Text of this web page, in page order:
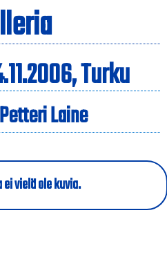
Turku
Laine
ei vielä ole kuvia.